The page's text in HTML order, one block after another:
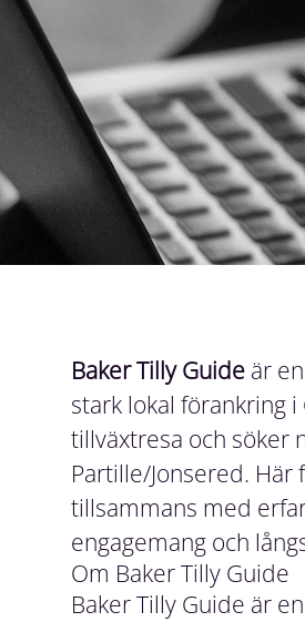
Baker Tilly Guide är
stark lokal förankring
tillväxtresa och söker
Partille/Jonsered.
tillsammans med
engagemang och
Om Baker Tilly Guide
Baker Tilly Guide är